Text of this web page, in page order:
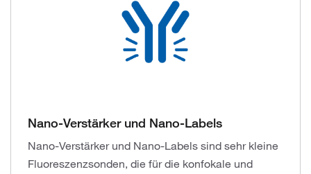
Nano-Verstärker und Nano-Labels
Nano-Verstärker und Nano-Labels sind sehr kleine
Fluoreszenzsonden, die für die konfokale und